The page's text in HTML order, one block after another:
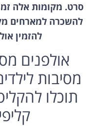
סרט. מקומות אלה
להשכרה למארחים
להזמין
אולפנים
מסיבות
תוכלו